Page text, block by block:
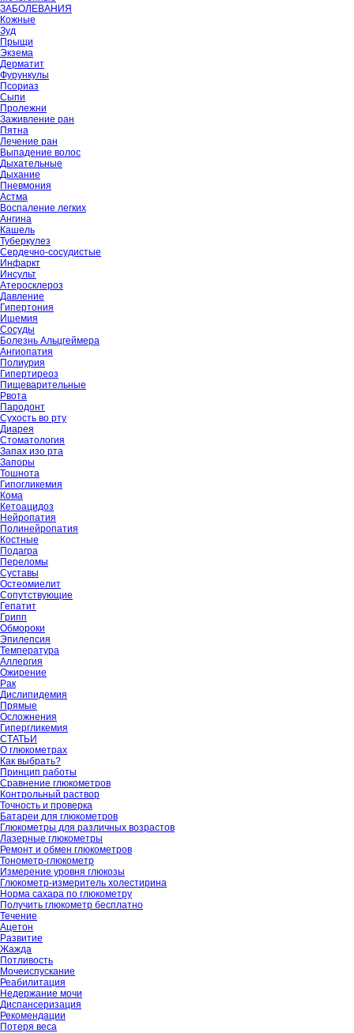
ЗАБОЛЕВАНИЯ
Кожные
Зуд
Прыщи
Экзема
Дерматит
Фурункулы
Псориаз
Сыпи
Пролежни
Заживление ран
Пятна
Лечение ран
Выпадение волос
Дыхательные
Дыхание
Пневмония
Астма
Воспаление легких
Ангина
Кашель
Туберкулез
Сердечно-сосудистые
Инфаркт
Инсульт
Атеросклероз
Давление
Гипертония
Ишемия
Сосуды
Болезнь Альцгеймера
Ангиопатия
Полиурия
Гипертиреоз
Пищеварительные
Рвота
Пародонт
Сухость во рту
Диарея
Стоматология
Запах изо рта
Запоры
Тошнота
Гипогликемия
Кома
Кетоацидоз
Нейропатия
Полинейропатия
Костные
Подагра
Переломы
Суставы
Остеомиелит
Сопутствующие
Гепатит
Грипп
Обмороки
Эпилепсия
Температура
Аллергия
Ожирение
Рак
Дислипидемия
Прямые
Осложнения
Гипергликемия
СТАТЬИ
О глюкометрах
Как выбрать?
Принцип работы
Сравнение глюкометров
Контрольный раствор
Точность и проверка
Батареи для глюкометров
Глюкометры для различных возрастов
Лазерные глюкометры
Ремонт и обмен глюкометров
Тонометр-глюкометр
Измерение уровня глюкозы
Глюкометр-измеритель холестирина
Норма сахара по глюкометру
Получить глюкометр бесплатно
Течение
Ацетон
Развитие
Жажда
Потливость
Мочеиспускание
Реабилитация
Недержание мочи
Диспансеризация
Рекомендации
Потеря веса